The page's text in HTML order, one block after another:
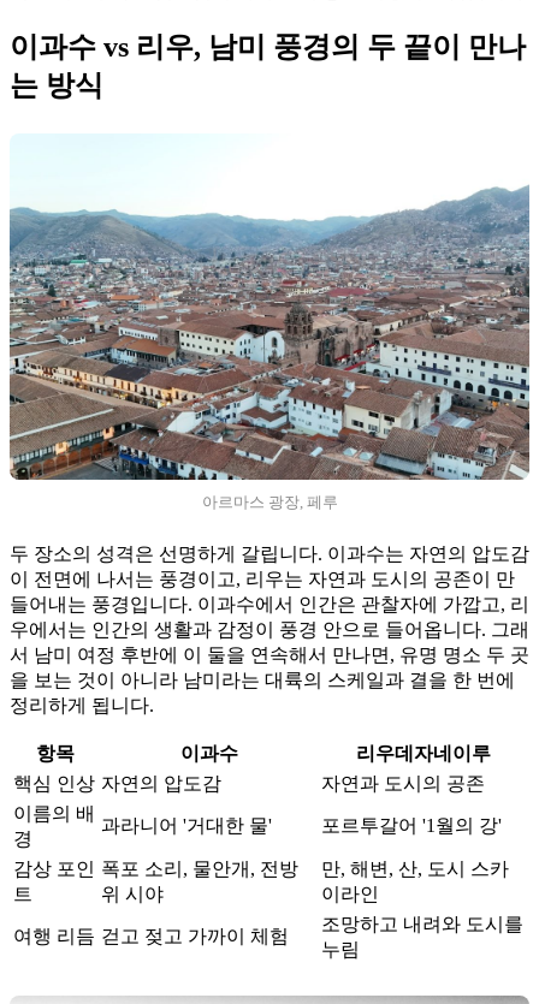
이과수 vs 리우, 남미 풍경의 두 끝이 만나
는 방식
아르마스 광장, 페루
두 장소의 성격은 선명하게 갈립니다. 이과수는 자연의 압도감
이 전면에 나서는 풍경이고, 리우는 자연과 도시의 공존이 만
들어내는 풍경입니다. 이과수에서 인간은 관찰자에 가깝고, 리
우에서는 인간의 생활과 감정이 풍경 안으로 들어옵니다. 그래
서 남미 여정 후반에 이 둘을 연속해서 만나면, 유명 명소 두 곳
을 보는 것이 아니라 남미라는 대륙의 스케일과 결을 한 번에
정리하게 됩니다.
항목 이과수
리우데자네이루
핵심 인상 자연의 압도감
자연과 도시의 공존
이름의 배
경
과라니어 '거대한 물' 포르투갈어 '1월의 강'
감상 포인
트
폭포 소리, 물안개, 전방
위 시야
만, 해변, 산, 도시 스카
이라인
여행 리듬 걷고 젖고 가까이 체험
조망하고 내려와 도시를
누림